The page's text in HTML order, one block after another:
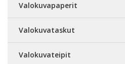
Valokuvapaperit
Valokuvataskut
Valokuvateipit